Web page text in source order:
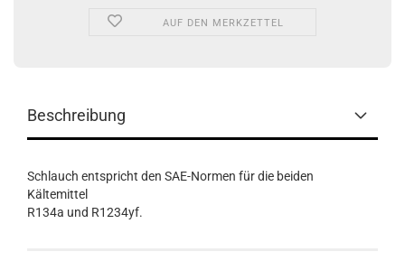
AUF DEN MERKZETTEL
Beschreibung
Schlauch entspricht den SAE-Normen für die beiden
Kältemittel
R134a und R1234yf.